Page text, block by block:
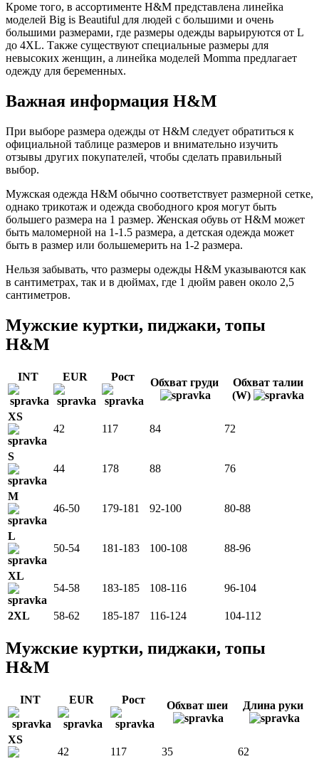
Кроме того, в ассортименте H&M представлена линейка
моделей Big is Beautiful для людей с большими и очень
большими размерами, где размеры одежды варьируются от L
до 4XL. Также существуют специальные размеры для
невысоких женщин, а линейка моделей Momma предлагает
одежду для беременных.
Важная информация H&M
При выборе размера одежды от H&M следует обратиться к
официальной таблице размеров и внимательно изучить
отзывы других покупателей, чтобы сделать правильный
выбор.
Мужская одежда H&M обычно соответствует размерной сетке,
однако трикотаж и одежда свободного кроя могут быть
большего размера на 1 размер. Женская обувь от H&M может
быть маломерной на 1-1.5 размера, а детская одежда может
быть в размер или большемерить на 1-2 размера.
Нельзя забывать, что размеры одежды H&M указываются как
в сантиметрах, так и в дюймах, где 1 дюйм равен около 2,5
сантиметров.
Мужские куртки, пиджаки, топы
H&M
INT EUR Рост Обхват груди
Обхват талии
(W)
XS
42
117 84 72
S
44
178 88 76
M
46-50
179-181 92-100 80-88
L
50-54
181-183 100-108 88-96
XL
54-58
183-185 108-116 96-104
2XL 58-62 185-187 116-124 104-112
Мужские куртки, пиджаки, топы
H&M
INT EUR Рост Обхват шеи Длина руки
XS
42
117 35 62